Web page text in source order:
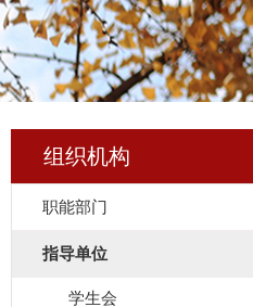
组织机构
职能部门
指导单位
学生会